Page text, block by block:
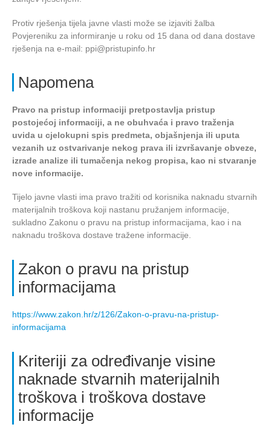
Protiv rješenja tijela javne vlasti može se izjaviti žalba
Povjereniku za informiranje u roku od 15 dana od dana dostave
rješenja na e-mail: ppi@pristupinfo.hr
Napomena
Pravo na pristup informaciji pretpostavlja pristup
postojećoj informaciji, a ne obuhvaća i pravo traženja
uvida u cjelokupni spis predmeta, objašnjenja ili uputa
vezanih uz ostvarivanje nekog prava ili izvršavanje obveze,
izrade analize ili tumačenja nekog propisa, kao ni stvaranje
nove informacije.
Tijelo javne vlasti ima pravo tražiti od korisnika naknadu stvarnih
materijalnih troškova koji nastanu pružanjem informacije,
sukladno Zakonu o pravu na pristup informacijama, kao i na
naknadu troškova dostave tražene informacije.
Zakon o pravu na pristup
informacijama
https://www.zakon.hr/z/126/Zakon-o-pravu-na-pristup-
informacijama
Kriteriji za određivanje visine
naknade stvarnih materijalnih
troškova i troškova dostave
informacije